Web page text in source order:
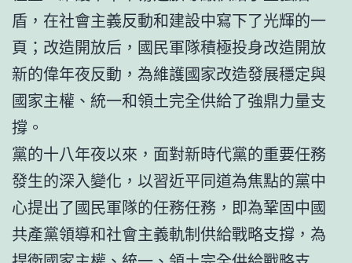
盾，在社會主義反動和建設中寫下了光輝的一
頁；改造開放后，國民軍隊積極投身改造開放
新的偉年夜反動，為維護國家改造發展穩定與
國家主權、統一和領土完全供給了強鼎力量支
撐。
黨的十八年夜以來，面對新時代黨的重要任務
發生的深入變化，以習近平同道為焦點的黨中
心提出了國民軍隊的任務任務，即為鞏固中國
共產黨領導和社會主義軌制供給戰略支撐，為